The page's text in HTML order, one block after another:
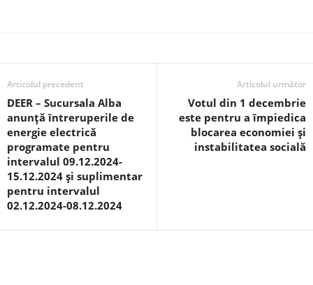
Articolul precedent
DEER – Sucursala Alba
anunță întreruperile de
energie electrică
programate pentru
intervalul 09.12.2024-
15.12.2024 și suplimentar
pentru intervalul
02.12.2024-08.12.2024
Articolul următor
Votul din 1 decembrie
este pentru a împiedica
blocarea economiei și
instabilitatea socială